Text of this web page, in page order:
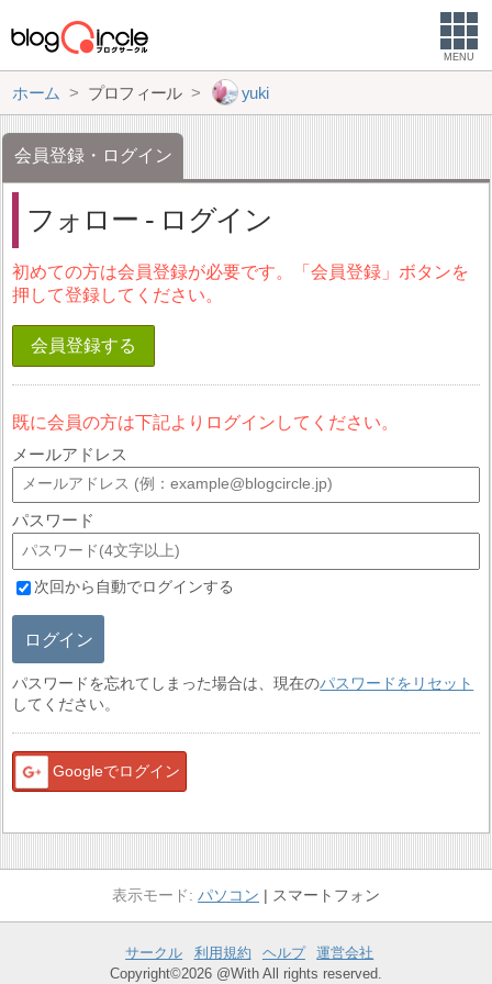
MENU
ホーム プロフィール yuki
会員登録・ログイン
フォロー - ログイン
初めての方は会員登録が必要です。「会員登録」ボタンを
押して登録してください。
会員登録する
既に会員の方は下記よりログインしてください。
メールアドレス
パスワード
次回から自動でログインする
ログイン
パスワードを忘れてしまった場合は、現在のパスワードをリセット
してください。
Googleでログイン
パソコン スマートフォン
サークル 利用規約 ヘルプ
運営会社
Copyright©2026 @With All rights reserved.